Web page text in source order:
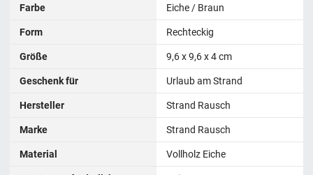
Farbe Eiche / Braun
Form Rechteckig
Größe 9,6 x 9,6 x 4 cm
Geschenk für Urlaub am Strand
Hersteller Strand Rausch
Marke Strand Rausch
Material Vollholz Eiche